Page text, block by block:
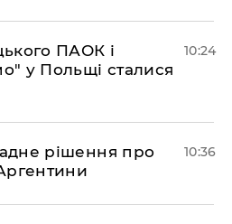
ПАОК і
у Польщі сталися
10:24
рішення про
10:36